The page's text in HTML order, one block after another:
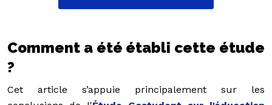
Comment a été établi cette étude
?
Cet article s’appuie principalement sur les